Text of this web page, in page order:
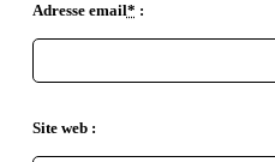
Adresse email* :
Site web :